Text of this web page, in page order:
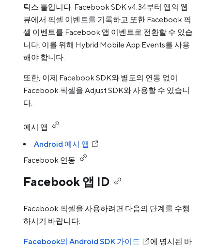
틱스 툴입니다. Facebook SDK v4.34부터 앱의 웹
뷰에서 픽셀 이벤트를 기록하고 또한 Facebook 픽
셀 이벤트를 Facebook 앱 이벤트로 전환할 수 있습
니다. 이를 위해 Hybrid Mobile App Events를 사용
해야 합니다.
또한, 이제 Facebook SDK와 별도의 연동 없이
Facebook 픽셀을 Adjust SDK와 사용할 수 있습니
다.
예시 앱
Android 예시 앱
Facebook 연동
Facebook 앱 ID
Facebook 픽셀을 사용하려면 다음의 단계를 수행
하시기 바랍니다:
Facebook의 Android SDK 가이드
에 명시된 바